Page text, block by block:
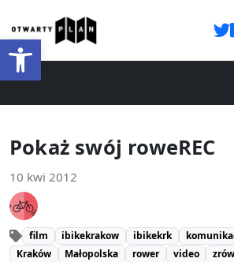
Otwórz pasek narzędzi
Pokaż swój roweREC
10 kwi 2012
film ibikekrakow ibikekrk
Kraków
Małopolska rower video